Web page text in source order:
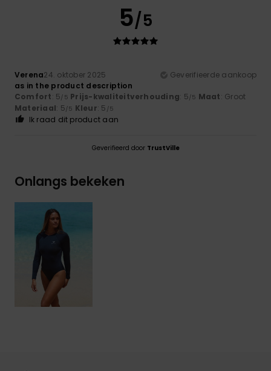
5/5
Verena24. oktober 2025
Geverifieerde aankoop
as in the product description
Comfort: 5/5 Prijs-kwaliteitverhouding: 5/5 Maat: Groot
Materiaal: 5/5 Kleur: 5 /5
Ik raad dit product aan
Geverifieerd door TrustVille
Onlangs bekeken